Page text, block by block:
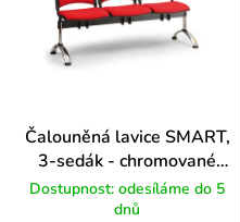
Čalouněná lavice SMART,
3-sedák - chromované
nohy, zelená
Dostupnost: odesíláme do 5
dnů